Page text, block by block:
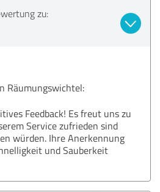
zu:
Räumungswichtel:
Feedback! Es freut uns zu
Service zufrieden sind
würden. Ihre Anerkennung
und Sauberkeit